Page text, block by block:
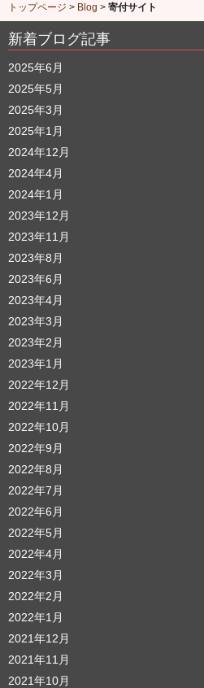
トップページ > Blog > 寄付サイト
新着ブログ記事
2025年6月
2025年5月
2025年3月
2025年1月
2024年12月
2024年4月
2024年1月
2023年12月
2023年11月
2023年8月
2023年6月
2023年4月
2023年3月
2023年2月
2023年1月
2022年12月
2022年11月
2022年10月
2022年9月
2022年8月
2022年7月
2022年6月
2022年5月
2022年4月
2022年3月
2022年2月
2022年1月
2021年12月
2021年11月
2021年10月